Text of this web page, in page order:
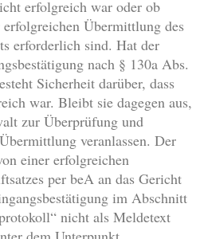
erfolgreich war oder ob
Übermittlung des
erforderlich sind. Hat der
nach § 130a Abs.
Sicherheit darüber, dass
war. Bleibt sie dagegen aus,
zur Überprüfung und
veranlassen. Der
einer erfolgreichen
per beA an das Gericht
im Abschnitt
nicht als Meldetext